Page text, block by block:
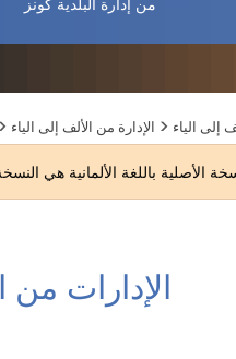
الإدارة من الألف إلى الياء إلى الياء
الإدارات من